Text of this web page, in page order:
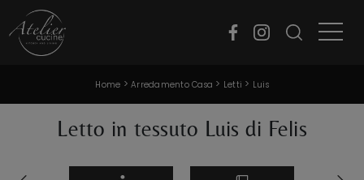
Home > Arredamento Casa > Letti > Luis
Letto in tessuto Luis di Felis